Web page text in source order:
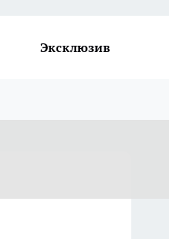
Эксклюзив